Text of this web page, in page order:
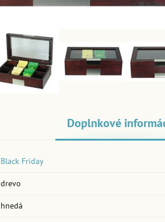
Doplnkové
Black Friday
drevo
hnedá